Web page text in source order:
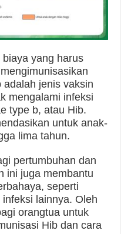
yang harus
jenis vaksin
mengalami infeksi
type b, atau Hib.
untuk anak-
lima tahun.
pertumbuhan dan
ini juga membantu
seperti
lainnya. Oleh
orangtua untuk
Hib dan cara